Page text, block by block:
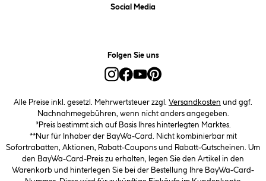
Social Media
Folgen Sie uns
Alle Preise inkl. gesetzl. Mehrwertsteuer zzgl. Versandkosten und ggf.
Nachnahmegebühren, wenn nicht anders angegeben.
*Preis bestimmt sich auf Basis Ihres hinterlegten Marktes.
**Nur für Inhaber der BayWa-Card. Nicht kombinierbar mit
Sofortrabatten, Aktionen, Rabatt-Coupons und Rabatt-Gutscheinen. Um
den BayWa-Card-Preis zu erhalten, legen Sie den Artikel in den
Warenkorb und hinterlegen Sie bei der Bestellung Ihre BayWa-Card-